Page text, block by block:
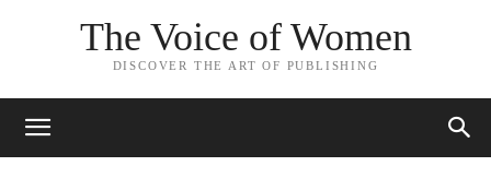
The Voice of Women
DISCOVER THE ART OF PUBLISHING